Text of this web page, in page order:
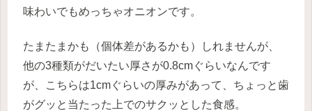
味わいでもめっちゃオニオンです。
たまたまかも（個体差があるかも）しれませんが、
他の3種類がだいたい厚さが0.8cmぐらいなんです
が、こちらは1cmぐらいの厚みがあって、ちょっと歯
がグッと当たった上でのサクッとした食感。